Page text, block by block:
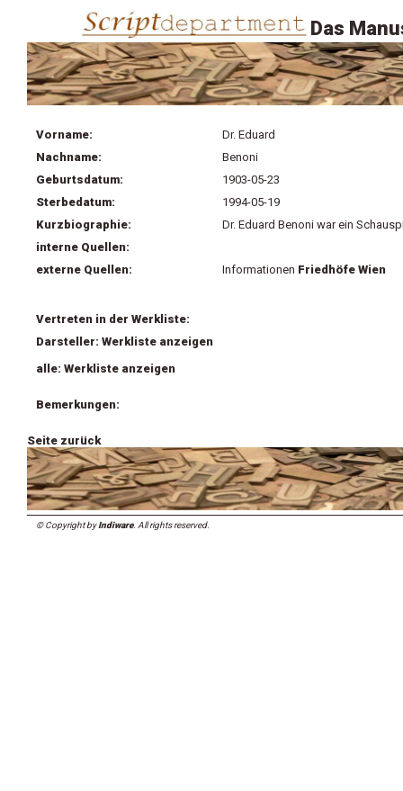
Das
Vorname:
Dr. Eduard
Nachname:
Benoni
Geburtsdatum:
1903-05-23
Sterbedatum:
1994-05-19
Kurzbiographie:
Dr. Eduard Benoni war ein
interne Quellen:
externe Quellen:
Informationen Friedhöfe Wien
Vertreten in der Werkliste:
Darsteller: Werkliste anzeigen
alle: Werkliste anzeigen
Bemerkungen:
Seite zurück
© Copyright byIndiware. All rights reserved.